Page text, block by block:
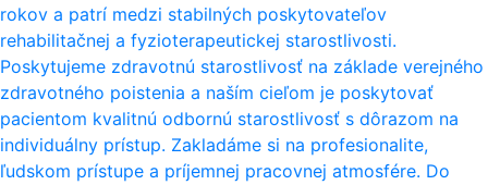
rokov a patrí medzi stabilných poskytovateľov
rehabilitačnej a fyzioterapeutickej starostlivosti.
Poskytujeme zdravotnú starostlivosť na základe verejného
zdravotného poistenia a naším cieľom je poskytovať
pacientom kvalitnú odbornú starostlivosť s dôrazom na
individuálny prístup. Zakladáme si na profesionalite,
ľudskom prístupe a príjemnej pracovnej atmosfére. Do